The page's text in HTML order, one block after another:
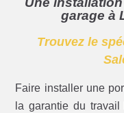
garage à
Trouvez le
Faire installer une
la garantie du